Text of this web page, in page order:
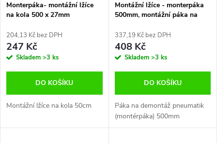
Monterpáka- montážní lžíce
na kola 500 x 27mm
204,13 Kč bez DPH
247 Kč
Skladem >3 ks
DO KOŠÍKU
Montážní lžíce na kola 50cm
Montážní lžíce - monterpáka
500mm, montážní páka na
337,19 Kč bez DPH
408 Kč
Skladem >3 ks
DO KOŠÍKU
Páka na demontáž pneumatik
(montérpáka) 500mm